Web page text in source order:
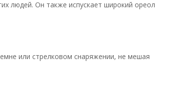
людей. Он также испускает широкий ореол
или стрелковом снаряжении, не мешая